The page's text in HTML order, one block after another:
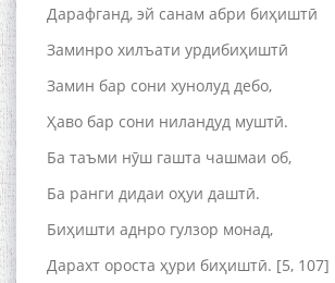
Дарафганд, эй санам абри биҳиштӣ
Заминро хилъати урдибиҳиштӣ
Замин бар сони хунолуд дебо,
Ҳаво бар сони ниландуд муштӣ.
Ба таъми нӯш гашта чашмаи об,
Ба ранги дидаи оҳуи даштӣ.
Биҳишти аднро гулзор монад,
Дарахт ороста ҳури биҳиштӣ. [5, 107]